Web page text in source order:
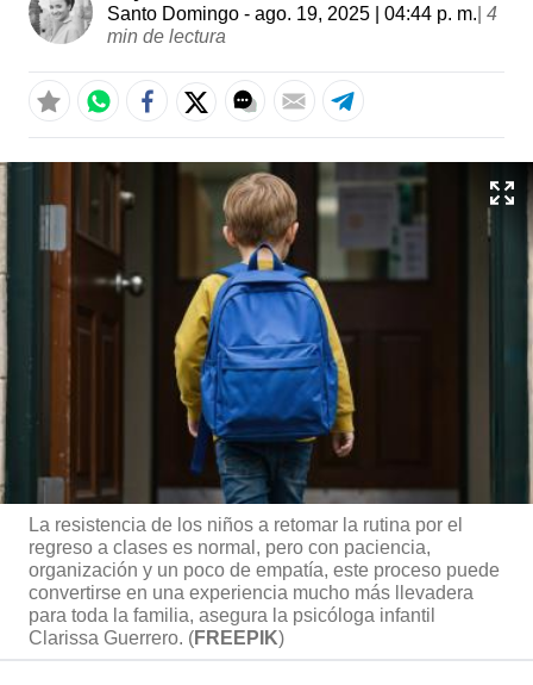
Santo Domingo - ago. 19, 2025 | 04:44 p. m. 4
min de lectura
La resistencia de los niños a retomar la rutina por el
regreso a clases es normal, pero con paciencia,
organización y un poco de empatía, este proceso puede
convertirse en una experiencia mucho más llevadera
para toda la familia, asegura la psicóloga infantil
Clarissa Guerrero. (FREEPIK)